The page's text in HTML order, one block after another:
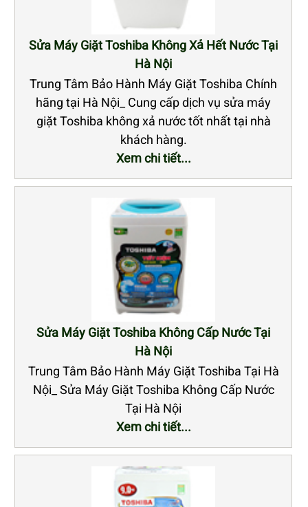
Sửa Máy Giặt Toshiba Không Xả Hết Nước Tại
Hà Nội
Trung Tâm Bảo Hành Máy Giặt Toshiba Chính
hãng tại Hà Nội_ Cung cấp dịch vụ sửa máy
giặt Toshiba không xả nước tốt nhất tại nhà
khách hàng.
Xem chi tiết...
Sửa Máy Giặt Toshiba Không Cấp Nước Tại
Hà Nội
Trung Tâm Bảo Hành Máy Giặt Toshiba Tại Hà
Nội_ Sửa Máy Giặt Toshiba Không Cấp Nước
Tại Hà Nội
Xem chi tiết...